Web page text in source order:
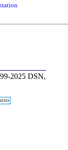
2025 DSN,